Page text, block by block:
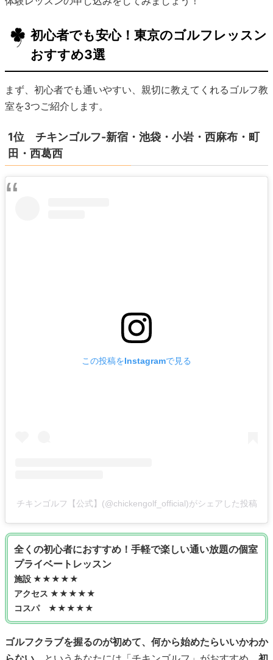
初心者でも安心！東京のゴルフレッスン
おすすめ3選
まず、初心者でも通いやすい、親切に教えてくれるゴルフ教
室を3つご紹介します。
1位 チキンゴルフ-新宿・池袋・小岩・西麻布・町
田・西葛西
この投稿をInstagramで見る
チキンゴルフ【公式】(@chickengolf_official)がシェアした投稿
全くの初心者におすすめ！手軽で楽しい通い放題の個室
プライベートレッスン
施設 ★★★★★
アクセス ★★★★★
コスパ ★★★★★
ゴルフクラブを握るのが初めて、何から始めたらいいかわか